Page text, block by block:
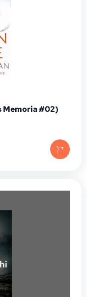
Memoria #02)